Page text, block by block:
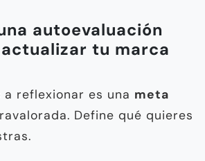
autoevaluación
tu marca
reflexionar es una meta
Define qué quieres